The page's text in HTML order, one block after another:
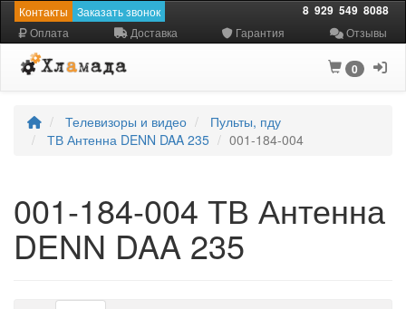
Контакты Заказать звонок 8 929 549 8088
Оплата Доставка Гарантия Отзывы
0
Телевизоры и видео
Пульты, пду
ТВ Антенна DENN DAA 235
001-184-004
001-184-004 ТВ Антенна
DENN DAA 235